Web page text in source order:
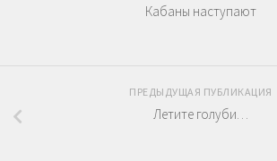
Кабаны наступают
ПРЕДЫДУЩАЯ ПУБЛИКАЦИЯ
Летите голуби…